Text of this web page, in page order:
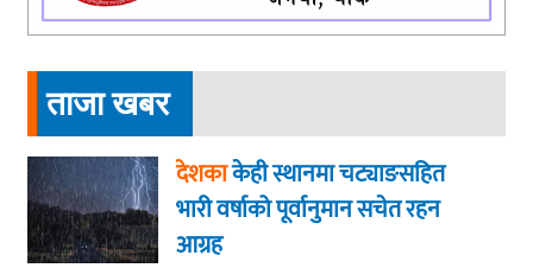
ताजा खबर
देशकाकेही स्थानमा चट्याङसहित
भारी वर्षाको पूर्वानुमान सचेत रहन
आग्रह